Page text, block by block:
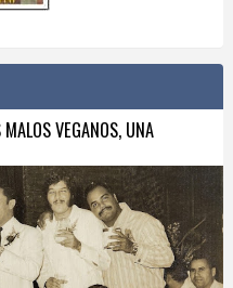
VEGANOS, UNA